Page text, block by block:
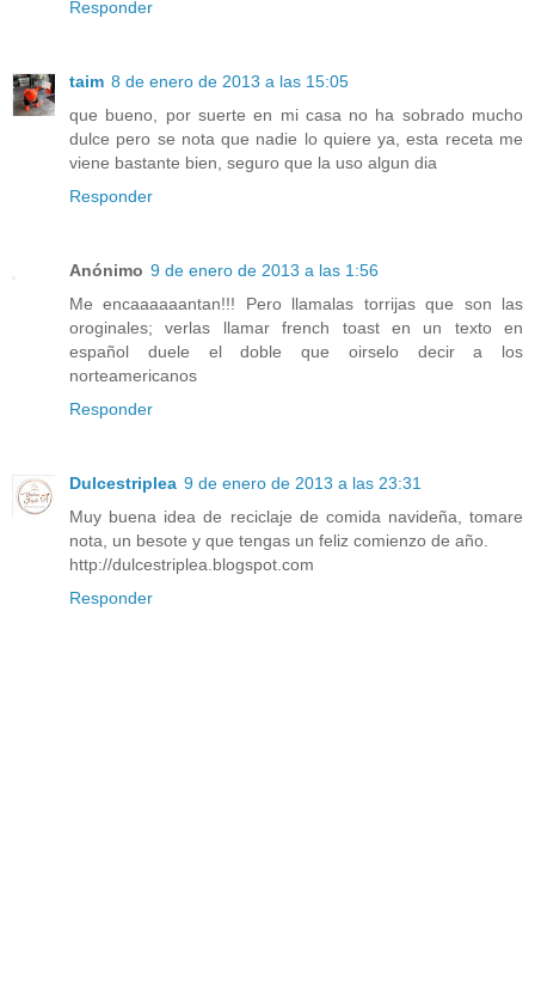
Responder
taim 8 de enero de 2013 a las 15:05
que bueno, por suerte en mi casa no ha sobrado mucho
dulce pero se nota que nadie lo quiere ya, esta receta me
viene bastante bien, seguro que la uso algun dia
Responder
Anónimo 9 de enero de 2013 a las 1:56
Me encaaaaaantan!!! Pero llamalas torrijas que son las
oroginales; verlas llamar french toast en un texto en
español duele el doble que oirselo decir a los
norteamericanos
Responder
Dulcestriplea 9 de enero de 2013 a las 23:31
Muy buena idea de reciclaje de comida navideña, tomare
nota, un besote y que tengas un feliz comienzo de año.
http://dulcestriplea.blogspot.com
Responder